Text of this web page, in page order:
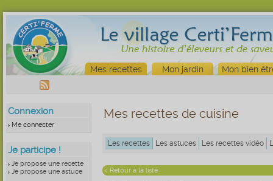
Mes recettes Mon jardin Mon bien
Connexion
Me connecter
Je participe !
Je propose une recette
Je propose une astuce
Mes recettes de cuisine
Les recettes Les astuces Les recettes vidéo
< Retour à la liste